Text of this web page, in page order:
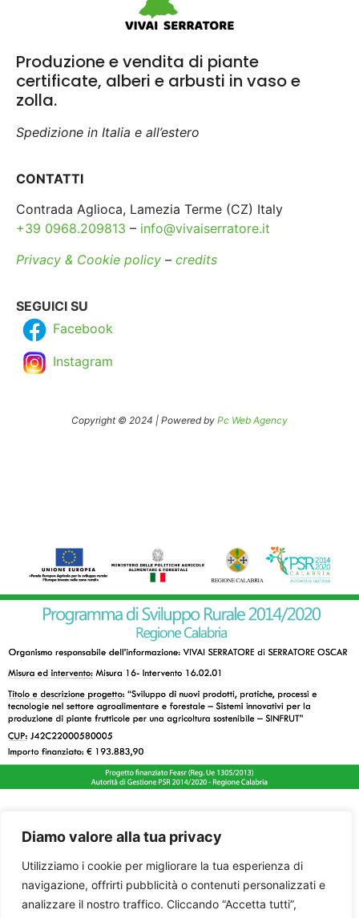
Diamo valore alla tua privacy
Utilizziamo i cookie per migliorare la tua esperienza di
navigazione, offrirti pubblicità o contenuti personalizzati e
analizzare il nostro traffico. Cliccando “Accetta tutti”,
Produzione e vendita di piante
certificate, alberi e arbusti in vaso e
zolla.
Spedizione in Italia e all’estero
CONTATTI
Contrada Aglioca, Lamezia Terme (CZ) Italy
+39 0968.209813 – info@vivaiserratore.it
Privacy & Cookie policy – credits
SEGUICI SU
Facebook
Instagram
Copyright © 2024 | Powered by Pc Web Agency